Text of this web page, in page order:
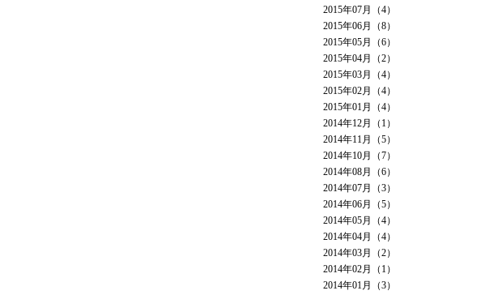
2015年07月（4）
2015年06月（8）
2015年05月（6）
2015年04月（2）
2015年03月（4）
2015年02月（4）
2015年01月（4）
2014年12月（1）
2014年11月（5）
2014年10月（7）
2014年08月（6）
2014年07月（3）
2014年06月（5）
2014年05月（4）
2014年04月（4）
2014年03月（2）
2014年02月（1）
2014年01月（3）